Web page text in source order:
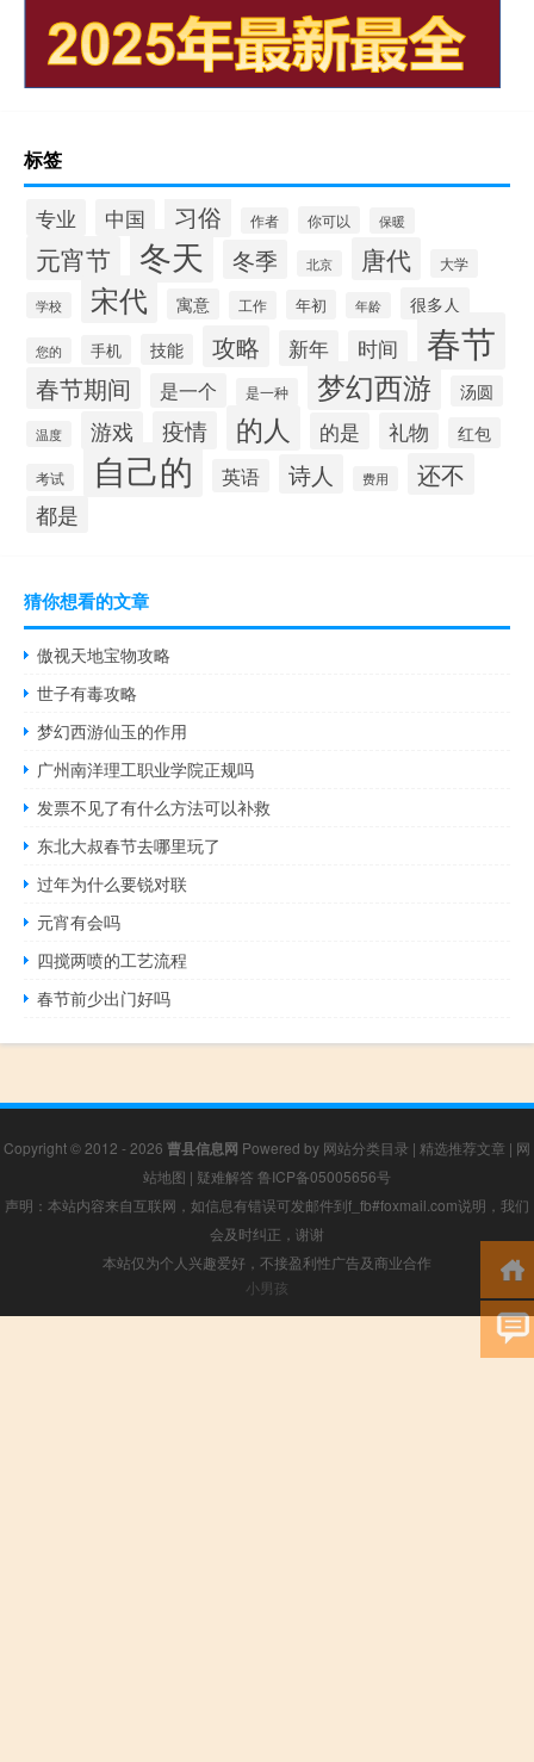
标签
专业 中国 习俗 作者 你可以 保暖
元宵节 冬天 冬季 北京 唐代 大学
学校 宋代 寓意 工作 年初 年龄 很多人
您的 手机 技能 攻略 新年 时间 春节
春节期间 是一个 是一种 梦幻西游 汤圆
温度 游戏 疫情 的人 的是 礼物 红包
考试 自己的 英语 诗人 费用 还不
都是
猜你想看的文章
傲视天地宝物攻略
世子有毒攻略
梦幻西游仙玉的作用
广州南洋理工职业学院正规吗
发票不见了有什么方法可以补救
东北大叔春节去哪里玩了
过年为什么要锐对联
元宵有会吗
四搅两喷的工艺流程
春节前少出门好吗
Copyright © 2012 - 2026 曹县信息网 Powered by 网站分类目录 | 精选推荐文章 | 网
站地图 | 疑难解答 鲁ICP备05005656号
声明：本站内容来自互联网，如信息有错误可发邮件到f_fb#foxmail.com说明，我们
会及时纠正，谢谢
本站仅为个人兴趣爱好，不接盈利性广告及商业合作
小男孩